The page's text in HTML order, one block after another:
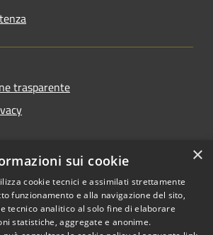
trasparente
accessibilità
Copyright © 2026 • Città di
×
sui cookie
cookie tecnici e assimilati strettamente
funzionamento e alla navigazione del sito,
tecnico analitico al solo fine di elaborare
statistiche, aggregate e anonime.